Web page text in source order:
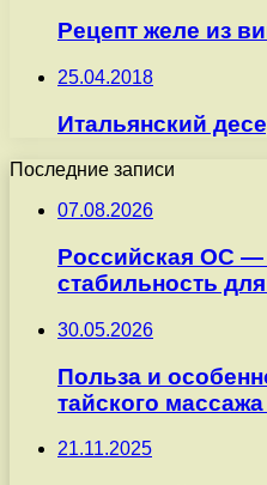
Рецепт желе из
25.04.2018
Итальянский
Последние записи
07.08.2026
Российская ОС —
стабильность
30.05.2026
Польза и
тайского
21.11.2025